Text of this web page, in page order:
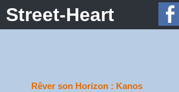
Street-Heart
Rêver son Horizon : Kanos